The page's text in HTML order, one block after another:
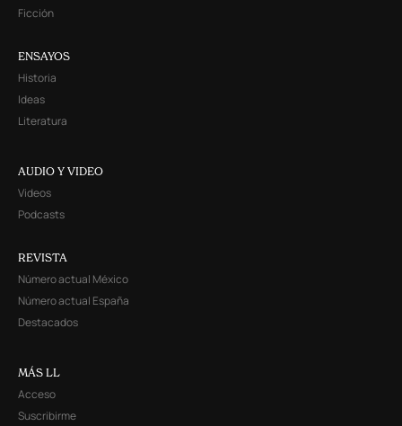
Ficción
ENSAYOS
Historia
Ideas
Literatura
AUDIO Y VIDEO
Videos
Podcasts
REVISTA
Número actual México
Número actual España
Destacados
MÁS LL
Acceso
Suscribirme